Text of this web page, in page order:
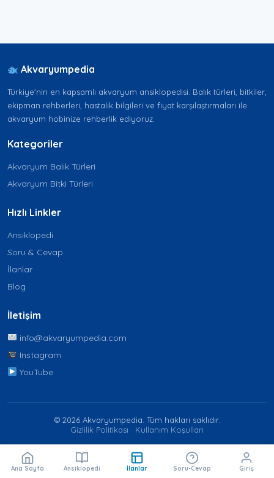
Akvaryumpedia
Türkiye'nin en kapsamlı akvaryum ansiklopedisi. Balık türleri, bitkiler,
ekipman rehberleri, hastalık bilgileri ve fiyat karşılaştırmaları ile
akvaryum hobinize rehberlik ediyoruz.
Kategoriler
Akvaryum Balık Türleri
Akvaryum Bitki Türleri
Hızlı Linkler
Ansiklopedi
Soru & Cevap
İlanlar
Blog
İletişim
info@akvaryumpedia.com
Instagram
YouTube
© 2026 Akvaryumpedia. Tüm hakları saklıdır.
Gizlilik Politikası · Kullanım Koşulları
Ana Sayfa Ansiklopedi İlanlar Soru-Cevap Giriş